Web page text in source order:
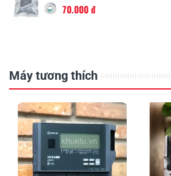
70.000 đ
Máy tương thích